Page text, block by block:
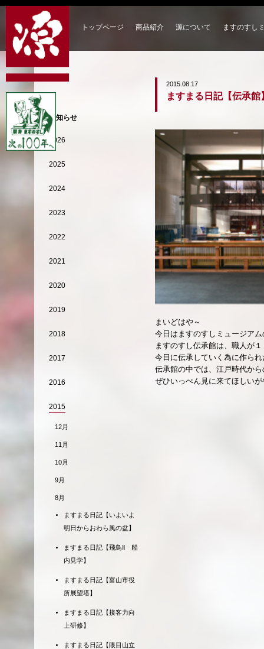
トップページ 商品紹介 源について ますのすし
2015.08.17
ますまる日記【伝承館
まいどはや～
今日はますのすしミュージア
ますのすし伝承館は、職人が
今日に伝承していく為に作ら
伝承館の中では、江戸時代か
ぜひいっぺん見に来てほしいが
お知らせ
2026
2025
2024
2023
2022
2021
2020
2019
2018
2017
2016
2015
12月
11月
10月
9月
8月
ますまる日記【いよいよ
明日からおわら風の盆】
ますまる日記【飛鳥Ⅱ 船
内見学】
ますまる日記【富山市役
所展望塔】
ますまる日記【接客力向
上研修】
ますまる日記【眼目山立